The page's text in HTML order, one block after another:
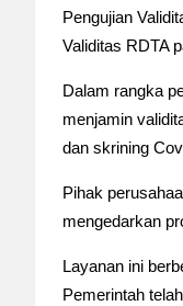
Pengujian
Validitas RDTA
Dalam rangka
menjamin
dan skrining
Pihak
mengedarkan
Layanan ini
Pemerintah